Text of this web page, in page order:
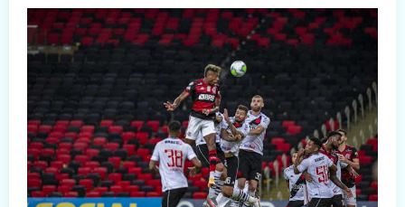
Sportv, Premiere
23h00
Concachampions: Monterrey x
ESPN Play